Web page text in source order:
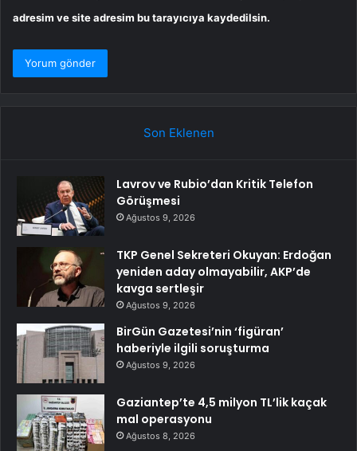
adresim ve site adresim bu tarayıcıya kaydedilsin.
Son Eklenen
Lavrov ve Rubio’dan Kritik Telefon
Görüşmesi
Ağustos 9, 2026
TKP Genel Sekreteri Okuyan: Erdoğan
yeniden aday olmayabilir, AKP’de
kavga sertleşir
Ağustos 9, 2026
BirGün Gazetesi’nin ‘figüran’
haberiyle ilgili soruşturma
Ağustos 9, 2026
Gaziantep’te 4,5 milyon TL’lik kaçak
mal operasyonu
Ağustos 8, 2026